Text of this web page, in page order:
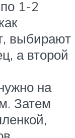
1-2
выбирают
а второй
на
Затем